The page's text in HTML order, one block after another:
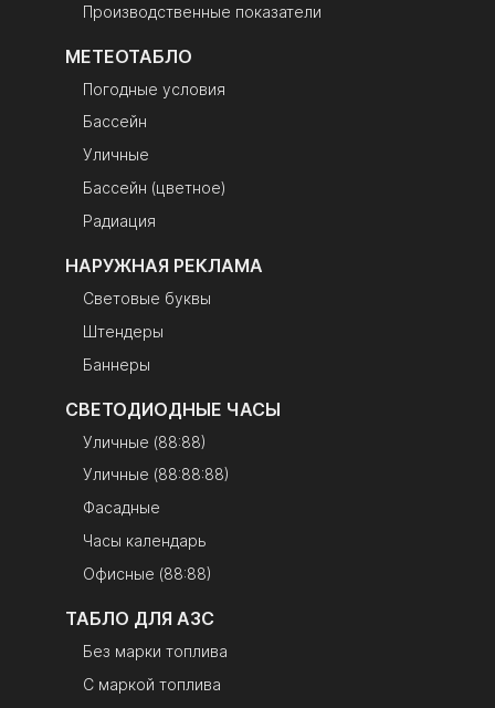
Производственные показатели
МЕТЕОТАБЛО
Погодные условия
Бассейн
Уличные
Бассейн (цветное)
Радиация
НАРУЖНАЯ РЕКЛАМА
Световые буквы
Штендеры
Баннеры
СВЕТОДИОДНЫЕ ЧАСЫ
Уличные (88:88)
Уличные (88:88:88)
Фасадные
Часы календарь
Офисные (88:88)
ТАБЛО ДЛЯ АЗС
Без марки топлива
С маркой топлива